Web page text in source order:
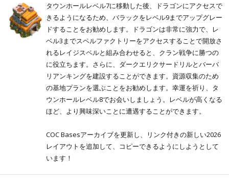
タウンホールレベル7に移動した後、ドラゴンにアクセスで
きるようになるため、バラックをレベル9までアップグレー
ドすることをお勧めします。ドラゴンは非常に強力で、レ
ベル3までスペルファクトリーをアクセスすることで開放さ
れるレイジスペルと組み合わせると、クラン戦争に勝つの
に役立ちます。さらに、ダークエリクサードリルとバーバ
リアンキングを建設することができます。資源収集のため
の基地プランを選ぶことをお勧めします。幸運を祈り、タ
ウンホールレベル8でお会いしましょう。レベルが高くなる
ほど、より興味深いことに遭遇することができます。
COC Basesアーカイブを更新し、リンク付きの新しい2026
レイアウトを追加して、コピーできるようにしようとして
います！